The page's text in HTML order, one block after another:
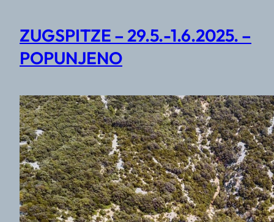
ZUGSPITZE – 29.5.-1.6.2025. –
POPUNJENO